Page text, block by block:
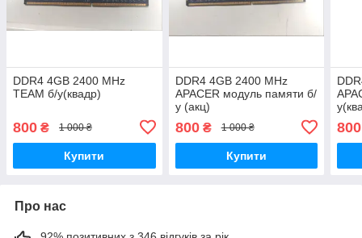
DDR4 4GB 2400 MHz
TEAM б/у(квадр)
800 ₴ 1 000 ₴
Купити
DDR4 4GB 2400 MHz
APACER модуль памяти б/
у (акц)
800₴ 1 000 ₴
Купити
800
Про нас